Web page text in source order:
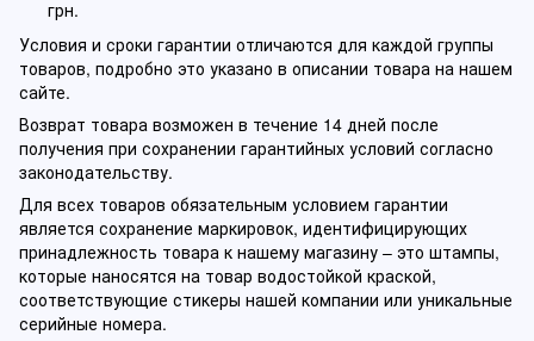
грн.
Условия и сроки гарантии отличаются для каждой группы
товаров, подробно это указано в описании товара на нашем
сайте.
Возврат товара возможен в течение 14 дней после
получения при сохранении гарантийных условий согласно
законодательству.
Для всех товаров обязательным условием гарантии
является сохранение маркировок, идентифицирующих
принадлежность товара к нашему магазину – это штампы,
которые наносятся на товар водостойкой краской,
соответствующие стикеры нашей компании или уникальные
серийные номера.